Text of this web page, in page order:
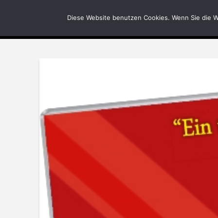
News
Diese Website benutzen Cookies. Wenn Sie die